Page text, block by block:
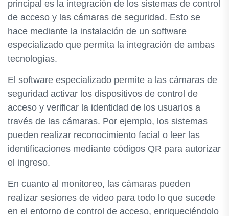
principal es la integración de los sistemas de control
de acceso y las cámaras de seguridad. Esto se
hace mediante la instalación de un software
especializado que permita la integración de ambas
tecnologías.
El software especializado permite a las cámaras de
seguridad activar los dispositivos de control de
acceso y verificar la identidad de los usuarios a
través de las cámaras. Por ejemplo, los sistemas
pueden realizar reconocimiento facial o leer las
identificaciones mediante códigos QR para autorizar
el ingreso.
En cuanto al monitoreo, las cámaras pueden
realizar sesiones de video para todo lo que sucede
en el entorno de control de acceso, enriqueciéndolo